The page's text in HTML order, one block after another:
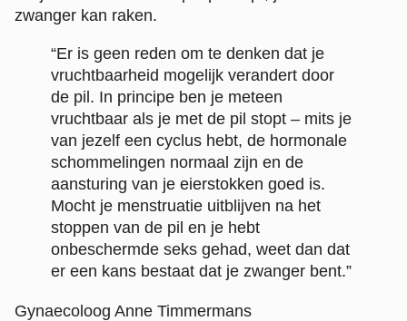
zwanger kan raken.
“Er is geen reden om te denken dat je
vruchtbaarheid mogelijk verandert door
de pil. In principe ben je meteen
vruchtbaar als je met de pil stopt – mits je
van jezelf een cyclus hebt, de hormonale
schommelingen normaal zijn en de
aansturing van je eierstokken goed is.
Mocht je menstruatie uitblijven na het
stoppen van de pil en je hebt
onbeschermde seks gehad, weet dan dat
er een kans bestaat dat je zwanger bent.”
Gynaecoloog Anne Timmermans